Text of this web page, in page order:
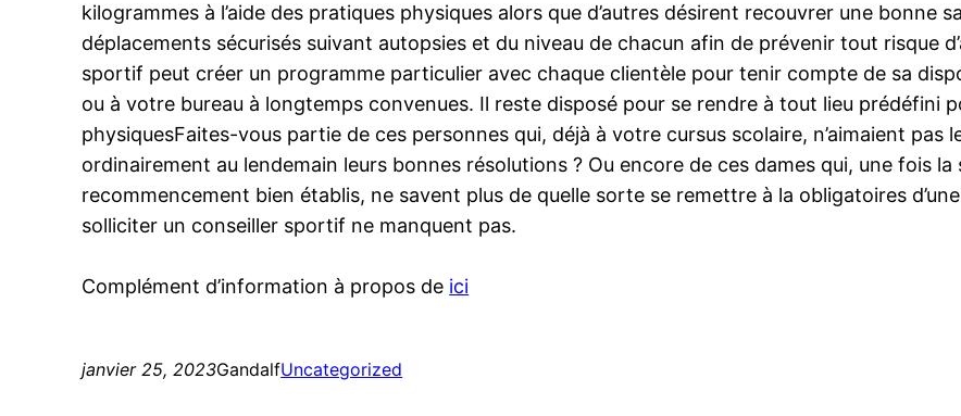
kilogrammes à l’aide des pratiques physiques alors que d’autres désirent recouvrer une bonne
déplacements sécurisés suivant autopsies et du niveau de chacun afin de prévenir tout risque
sportif peut créer un programme particulier avec chaque clientèle pour tenir compte de sa
ou à votre bureau à longtemps convenues. Il reste disposé pour se rendre à tout lieu prédéfini
physiquesFaites-vous partie de ces personnes qui, déjà à votre cursus scolaire, n’aimaient pas
ordinairement au lendemain leurs bonnes résolutions ? Ou encore de ces dames qui, une fois
recommencement bien établis, ne savent plus de quelle sorte se remettre à la obligatoires
solliciter un conseiller sportif ne manquent pas.
Complément d’information à propos de ici
janvier 25, 2023GandalfUncategorized